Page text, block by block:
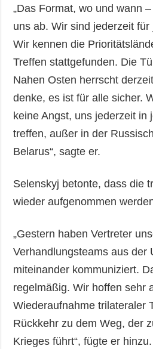
„Das Format, wo und wann
uns ab. Wir sind jederzeit
Wir kennen die
Treffen stattgefunden. Die
Nahen Osten herrscht
denke, es ist für alle sicher.
keine Angst, uns jederzeit in
treffen, außer in der
Belarus“, sagte er.
Selenskyj betonte, dass die
wieder aufgenommen
„Gestern haben Vertreter
Verhandlungsteams aus der
miteinander kommuniziert.
regelmäßig. Wir hoffen sehr
Wiederaufnahme trilateraler
Rückkehr zu dem Weg, der
Krieges führt“, fügte er hinzu.